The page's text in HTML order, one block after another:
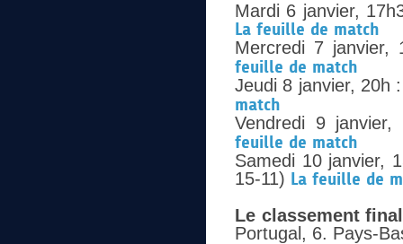
Mardi 6 janvier,
La feuille de match
Mercredi 7
feuille de match
Jeudi 8 janvier, 20h
match
Vendredi 9
feuille de match
Samedi 10 janvier,
15-11) La feuille de
Le classement
Portugal, 6. Pays-